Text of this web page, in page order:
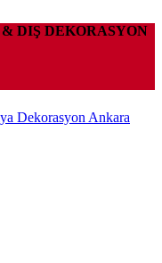
DIŞ DEKORASYON